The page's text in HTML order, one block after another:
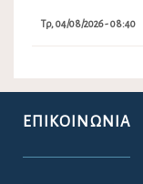
Τρ, 04/08/2026 - 08:40
ΕΠΙΚΟΙΝΩΝΊΑ